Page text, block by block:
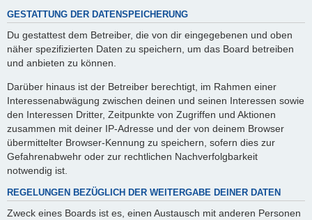
GESTATTUNG DER DATENSPEICHERUNG
Du gestattest dem Betreiber, die von dir eingegebenen und oben
näher spezifizierten Daten zu speichern, um das Board betreiben
und anbieten zu können.
Darüber hinaus ist der Betreiber berechtigt, im Rahmen einer
Interessenabwägung zwischen deinen und seinen Interessen sowie
den Interessen Dritter, Zeitpunkte von Zugriffen und Aktionen
zusammen mit deiner IP-Adresse und der von deinem Browser
übermittelter Browser-Kennung zu speichern, sofern dies zur
Gefahrenabwehr oder zur rechtlichen Nachverfolgbarkeit
notwendig ist.
REGELUNGEN BEZÜGLICH DER WEITERGABE DEINER DATEN
Zweck eines Boards ist es, einen Austausch mit anderen Personen